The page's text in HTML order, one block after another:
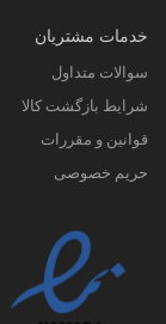
خدمات مشتریان
سوالات متداول
شرایط بازگشت کالا
قوانین و مقررات
حریم خصوصی